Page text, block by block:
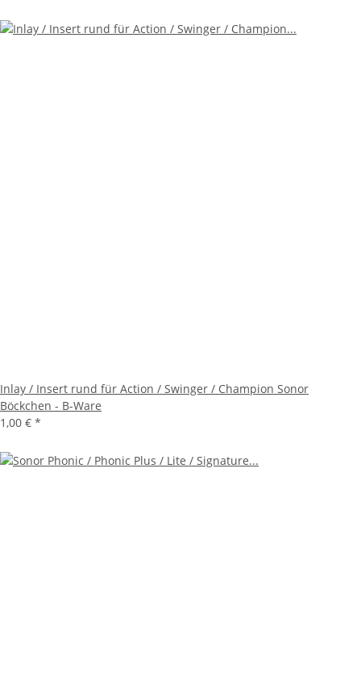
Inlay / Insert rund für Action / Swinger / Champion Sonor
Böckchen - B-Ware
1,00 € *